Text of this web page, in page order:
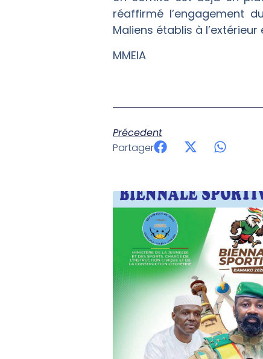
réaffirmé l’engagement
Maliens établis à
MMEIA
Précedent
Partager